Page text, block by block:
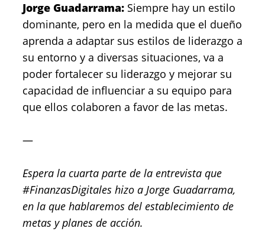
Jorge Guadarrama: Siempre hay un estilo
dominante, pero en la medida que el dueño
aprenda a adaptar sus estilos de liderazgo a
su entorno y a diversas situaciones, va a
poder fortalecer su liderazgo y mejorar su
capacidad de influenciar a su equipo para
que ellos colaboren a favor de las metas.
—
Espera la cuarta parte de la entrevista que
#FinanzasDigitales hizo a Jorge Guadarrama,
en la que hablaremos del establecimiento de
metas y planes de acción.